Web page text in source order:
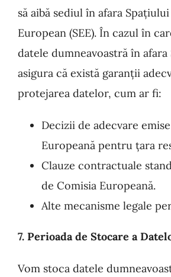
să aibă sediul în afara
European (SEE). În cazul în
datele dumneavoastră în afara
asigura că există garanții
protejarea datelor, cum ar fi:
Decizii de adecvare
Europeană pentru țara
Clauze contractuale
de Comisia Europeană.
Alte mecanisme legale
7. Perioada de Stocare a
Vom stoca datele